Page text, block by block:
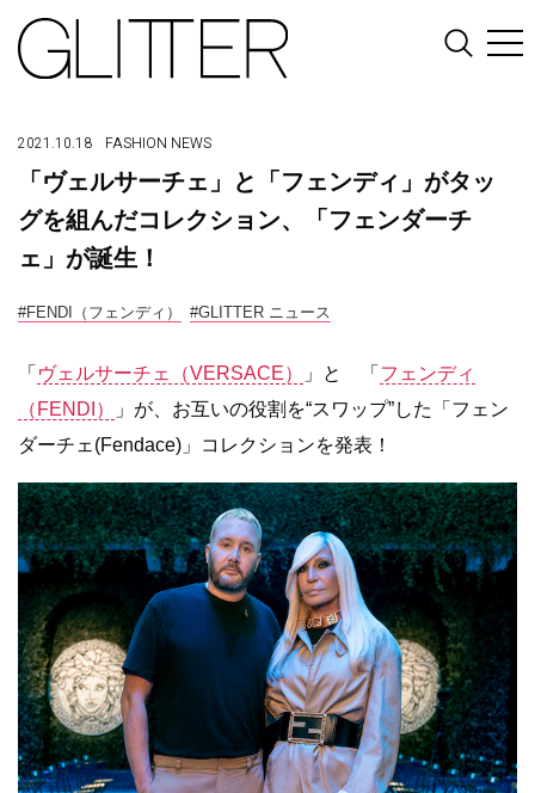
2021.10.18 FASHION NEWS
「ヴェルサーチェ」と「フェンディ」がタッ
グを組んだコレクション、「フェンダーチ
ェ」が誕生！
#FENDI（フェンディ） #GLITTER ニュース
「 ヴェルサーチェ（VERSACE） 」と 「 フェンディ
（FENDI）
」が、お互いの役割を“スワップ”した「フェン
ダーチェ(Fendace)」コレクションを発表！